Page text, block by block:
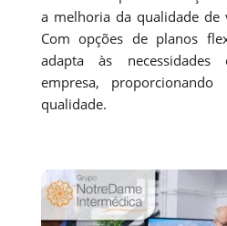
a melhoria da qualidade de
Com opções de planos
adapta às necessidades
empresa,
qualidade.